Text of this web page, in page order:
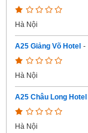
Hà Nội
A25 Giảng Võ Hotel -
Hà Nội
A25 Châu Long Hotel
Hà Nội